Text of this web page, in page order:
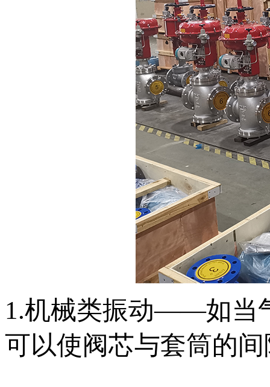
1.机械类振动——如当
可以使阀芯与套筒的